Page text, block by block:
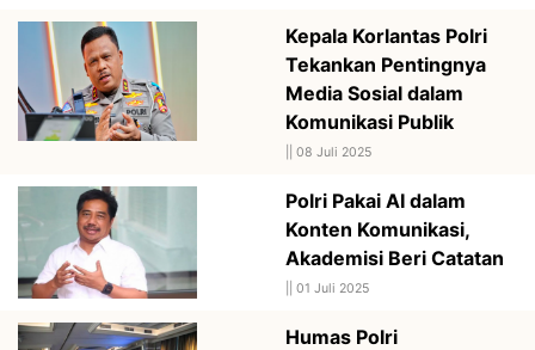
Kepala Korlantas Polri
Tekankan Pentingnya
Media Sosial dalam
Komunikasi Publik
08 Juli 2025
Polri Pakai AI dalam
Konten Komunikasi,
Akademisi Beri Catatan
01 Juli 2025
Humas Polri